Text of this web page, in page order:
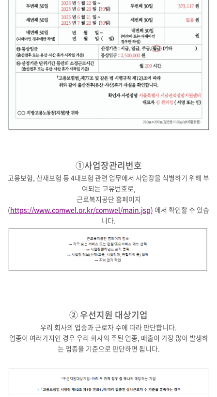
①사업장관리번호
고용보험, 산재보험 등 4대보험 관련 업무에서 사업장을 식별하기 위해 부
여되는 고유번호로,
근로복지공단 홈페이지
(https://www.comwel.or.kr/comwel/main.jsp) 에서 확인할 수 있습
니다.
② 우선지원 대상기업
우리 회사의 업종과 근로자 수에 따라 판단합니다.
업종이 여러가지인 경우 우리 회사의 주된 업종, 매출이 가장 많이 발생하
는 업종을 기준으로 판단하면 됩니다.